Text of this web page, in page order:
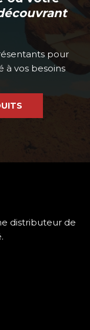
pour
vos besoins
distributeur de